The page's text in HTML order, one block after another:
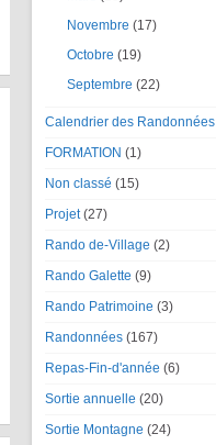
Novembre (17)
Octobre (19)
Septembre (22)
Calendrier des Randonnées
FORMATION (1)
Non classé (15)
Projet(27)
Rando de-Village (2)
Rando Galette (9)
Rando Patrimoine (3)
Randonnées (167)
Repas-Fin-d'année (6)
Sortie annuelle (20)
Sortie Montagne (24)